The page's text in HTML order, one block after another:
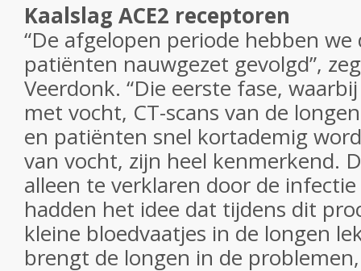
Kaalslag ACE2 receptoren
“De afgelopen periode hebben we
patiënten nauwgezet gevolgd”,
Veerdonk. “Die eerste fase,
met vocht, CT-scans van de
en patiënten snel kortademig
van vocht, zijn heel kenmerkend.
alleen te verklaren door de
hadden het idee dat tijdens dit
kleine bloedvaatjes in de longen
brengt de longen in de